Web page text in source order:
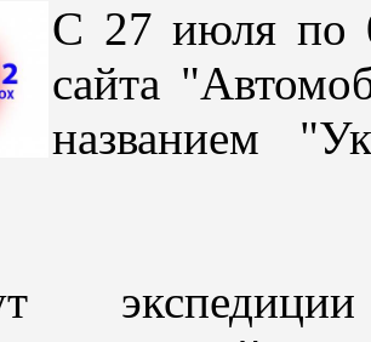
С 27 июля по
сайта
названием